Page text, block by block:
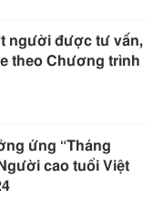
người được tư vấn,
theo Chương trình
ứng “Tháng
cao tuổi Việt